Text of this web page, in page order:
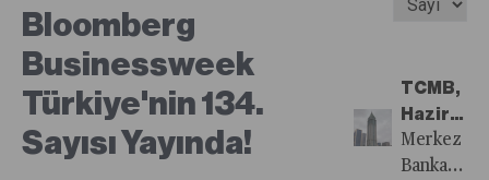
Bloomberg
Businessweek
Türkiye'nin 134.
Sayısı Yayında!
TCMB,
Haziran
Ayında
Temkinli
Merkez
Bankası,